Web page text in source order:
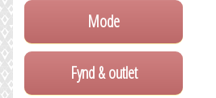
Mode
Fynd & outlet